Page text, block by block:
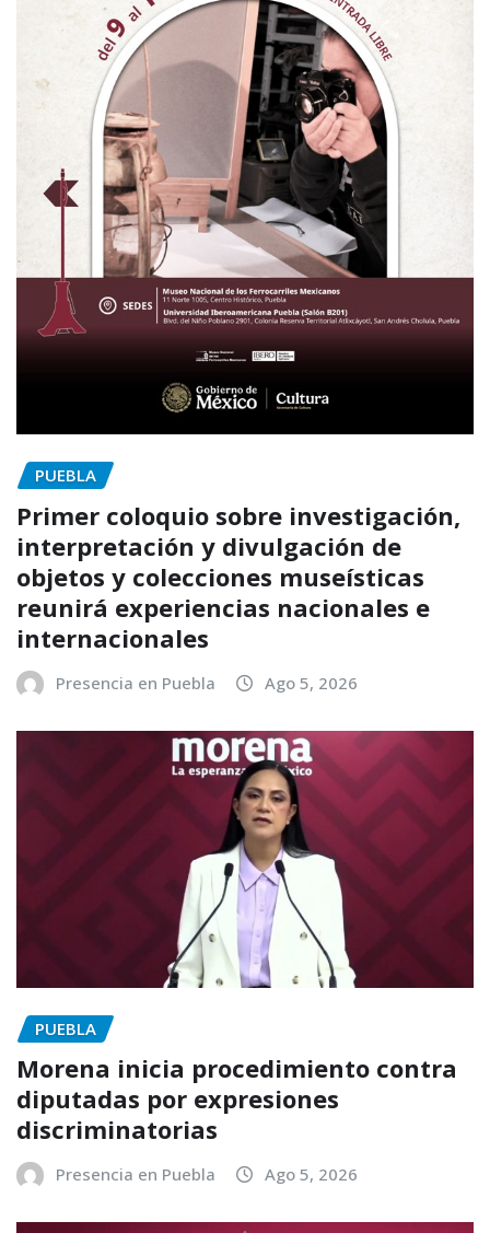
PUEBLA
Primer coloquio sobre investigación,
interpretación y divulgación de
objetos y colecciones museísticas
reunirá experiencias nacionales e
internacionales
Presencia en Puebla Ago 5, 2026
PUEBLA
Morena inicia procedimiento contra
diputadas por expresiones
discriminatorias
Presencia en Puebla Ago 5, 2026